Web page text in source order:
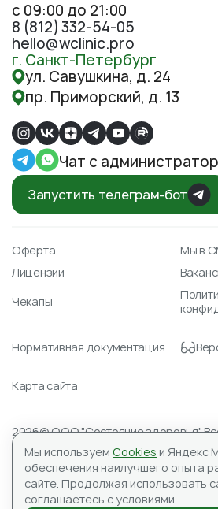
с 09:00 до 21:00
8 (812) 332-54-05
hello@wclinic.pro
г. Санкт-Петербург
ул. Савушкина, д. 24
пр. Приморский, д. 13
Чат с
Запустить телеграм-бот
2026© ООО "Состояние здоровья"
Лицензия № Л041-01148-78/00351488
ИНН 7804590151, ОГРН 1177847059345
Адрес для корреспонденции:
здоровья», а/я №10
Оферта
Мы в
Лицензии
Чекапы
Нормативная документация
Карта сайта
ИМЕЮТСЯ ПРОТИВОПОКАЗАНИЯ,
Мы используем Cookies и Яндекс
обеспечения наилучшего опыта
сайте. Продолжая использовать
соглашаетесь с условиями.